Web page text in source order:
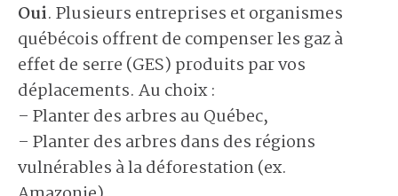
Oui. Plusieurs entreprises et organismes
québécois offrent de compenser les gaz à
effet de serre (GES) produits par vos
déplacements. Au choix :
– Planter des arbres au Québec,
– Planter des arbres dans des régions
vulnérables à la déforestation (ex.